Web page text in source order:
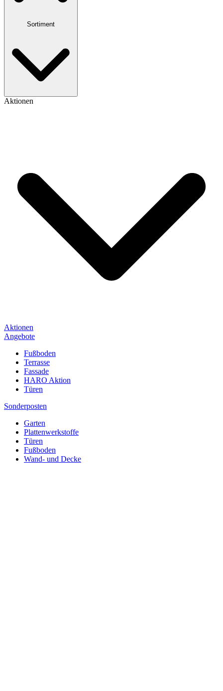
Sortiment
Aktionen
Aktionen
Angebote
Fußboden
Terrasse
Fassade
HARO Aktion
Türen
Sonderposten
Garten
Plattenwerkstoffe
Türen
Fußboden
Wand- und Decke